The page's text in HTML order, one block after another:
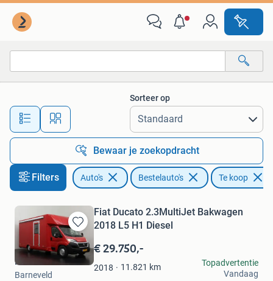
Alle afstanden…
Sorteer op
Bewaar je zoekopdracht
Filters Auto's Bestelauto's Te koop
Bewaren
in
Mijn
Favorieten
Fiat Ducato 2.3MultiJet Bakwagen
2018 L5 H1 Diesel
€ 29.750,-
2018 11.821 km
Dutchvans.com
Barneveld
Topadvertentie
Vandaag